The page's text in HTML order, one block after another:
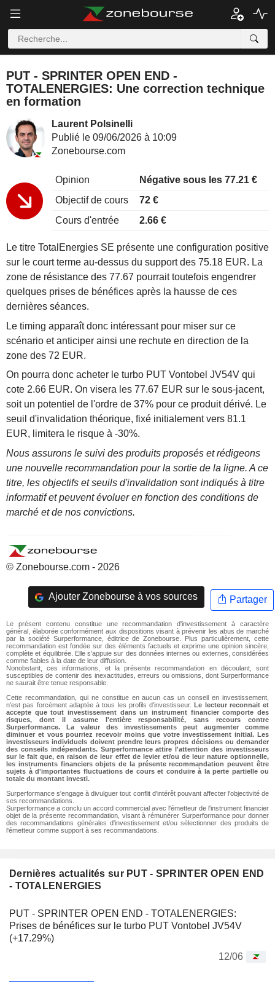
PUT - SPRINTER OPEN END -
TOTALENERGIES: Une correction technique
en formation
Laurent Polsinelli
Publié le 09/06/2026 à 10:09
Zonebourse.com
Opinion
Négative sous les 77.21 €
Objectif de cours
72 €
Cours d'entrée
2.66 €
Le titre TotalEnergies SE présente une configuration positive
sur le court terme au-dessus du support des 75.18 EUR. La
zone de résistance des 77.67 pourrait toutefois engendrer
quelques prises de bénéfices après la hausse de ces
dernières séances.
Le timing apparaît donc intéressant pour miser sur ce
scénario et anticiper ainsi une rechute en direction de la
zone des 72 EUR.
On pourra donc acheter le turbo PUT Vontobel JV54V qui
cote 2.66 EUR. On visera les 77.67 EUR sur le sous-jacent,
soit un potentiel de l'ordre de 37% pour ce produit dérivé. Le
seuil d'invalidation théorique, fixé initialement vers 81.1
EUR, limitera le risque à -30%.
Nous assurons le suivi des produits proposés et rédigeons
une nouvelle recommandation pour la sortie de la ligne. A ce
titre, les objectifs et seuils d'invalidation sont indiqués à titre
informatif et peuvent évoluer en fonction des conditions de
marché et de nos convictions.
© Zonebourse.com - 2026
Ajouter Zonebourse à vos sources Partager
Le présent contenu constitue une recommandation d'investissement à caractère
général, élaborée conformément aux dispositions visant à prévenir les abus de marché
par la société Surperformance, éditrice de Zonebourse. Plus particulièrement, cette
recommandation est fondée sur des éléments factuels et exprime une opinion sincère,
complète et équilibrée. Elle s'appuie sur des données internes ou externes, considérées
comme fiables à la date de leur diffusion.
Nonobstant, ces informations, et la présente recommandation en découlant, sont
susceptibles de contenir des inexactitudes, erreurs ou omissions, dont Surperformance
ne saurait être tenue responsable.
Cette recommandation, qui ne constitue en aucun cas un conseil en investissement,
n'est pas forcément adaptée à tous les profils d'investisseur.Le lecteur reconnait et
accepte que tout investissement dans un instrument financier comporte des
risques, dont il assume l'entière responsabilité, sans recours contre
Surperformance. La valeur des investissements peut augmenter comme
diminuer et vous pourriez recevoir moins que votre investissement initial. Les
investisseurs individuels doivent prendre leurs propres décisions ou demander
des conseils indépendants. Surperformance attire l'attention des investisseurs
sur le fait que, en raison de leur effet de levier et/ou de leur nature optionnelle,
les instruments financiers objets de la présente recommandation peuvent être
sujets à d'importantes fluctuations de cours et conduire à la perte partielle ou
totale du montant investi.
Surperformance s'engage à divulguer tout conflit d'intérêt pouvant affecter l'objectivité de
ses recommandations.
Surperformance a conclu un accord commercial avec l'émetteur de l'instrument financier
objet de la présente recommandation, visant à rémunérer Surperformance pour donner
des recommandations générales d'investissement et/ou sélectionner des produits de
l'émetteur comme support à ses recommandations.
Dernières actualités sur PUT - SPRINTER OPEN END
- TOTALENERGIES
PUT - SPRINTER OPEN END - TOTALENERGIES:
Prises de bénéfices sur le turbo PUT Vontobel JV54V
(+17.29%)
12/06